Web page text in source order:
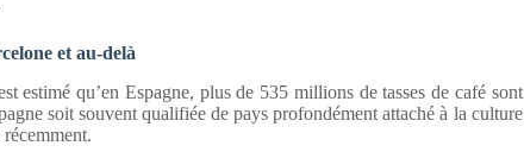
et au-delà
estimé qu’en Espagne, plus de 535 millions de tasses de café sont
soit souvent qualifiée de pays profondément attaché à la culture